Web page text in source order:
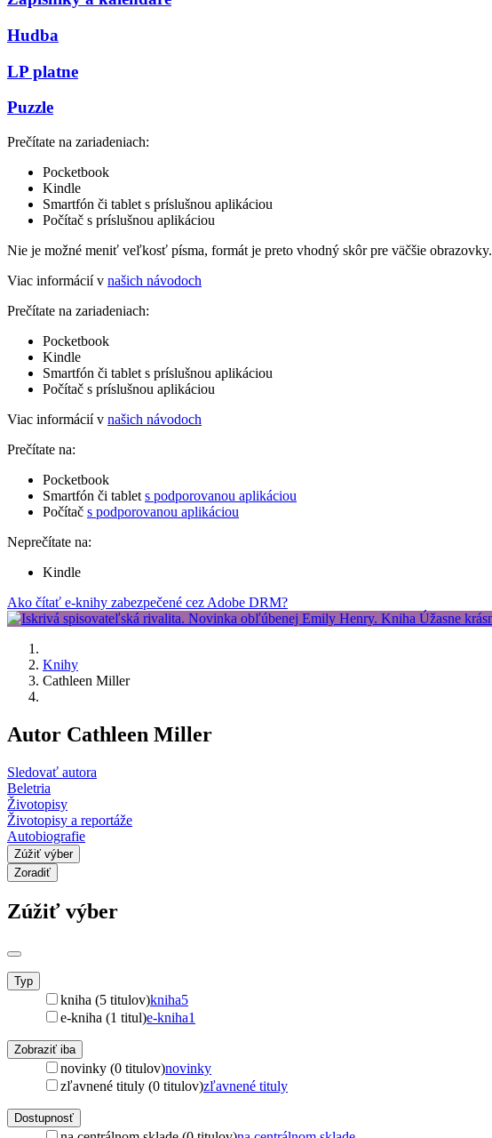
Hudba
LP platne
Puzzle
Prečítate na zariadeniach:
Pocketbook
Kindle
Smartfón či tablet s príslušnou aplikáciou
Počítač s príslušnou aplikáciou
Nie je možné meniť veľkosť písma, formát je preto vhodný skôr pre väčšie obrazovky.
Viac informácií v našich návodoch
Prečítate na zariadeniach:
Pocketbook
Kindle
Smartfón či tablet s príslušnou aplikáciou
Počítač s príslušnou aplikáciou
Viac informácií v našich návodoch
Prečítate na:
Pocketbook
Smartfón či tablet s podporovanou aplikáciou
Počítač s podporovanou aplikáciou
Neprečítate na:
Kindle
Ako čítať e-knihy zabezpečené cez Adobe DRM?
Knihy
Cathleen Miller
Autor Cathleen Miller
Sledovať autora
Beletria
Životopisy
Životopisy a reportáže
Autobiografie
Zúžiť výber
Zoradiť
Zúžiť výber
Typ
kniha (5 titulov)kniha5
e-kniha (1 titul)e-kniha1
Zobraziť iba
novinky (0 titulov)novinky
zľavnené tituly (0 titulov)zľavnené tituly
Dostupnosť